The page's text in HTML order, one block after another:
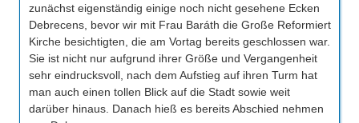
zunächst eigenständig einige noch nicht gesehene Ecken
Debrecens, bevor wir mit Frau Baráth die Große Reformiert
Kirche besichtigten, die am Vortag bereits geschlossen war.
Sie ist nicht nur aufgrund ihrer Größe und Vergangenheit
sehr eindrucksvoll, nach dem Aufstieg auf ihren Turm hat
man auch einen tollen Blick auf die Stadt sowie weit
darüber hinaus. Danach hieß es bereits Abschied nehmen